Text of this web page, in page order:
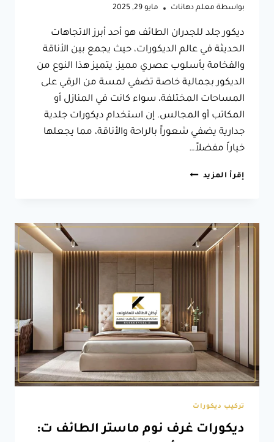
بواسطة معلم دهانات مايو 29, 2025
ديكور جلد للجدران الطائف هو أحد أبرز الاتجاهات
الحديثة في عالم الديكورات، حيث يجمع بين الأناقة
والفخامة بأسلوب عصري مميز. يتميز هذا النوع من
الديكور بجمالية خاصة تضفي لمسة من الرقي على
المساحات المختلفة، سواء كانت في المنازل أو
المكاتب أو المجالس. إن استخدام ديكورات جلدية
جدارية يضفي شعوراً بالراحة والأناقة، مما يجعلها
خياراً مفضلاً…
إقرأ المزيد ديكور
ابداع
في
التصميم
جلد
الطائف
تركيب ديكورات
ديكورات غرف نوم ماستر الطائف ت: